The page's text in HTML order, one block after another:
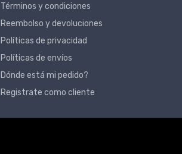
Términos y condiciones
Reembolso y devoluciones
Políticas de privacidad
Políticas de envíos
Dónde está mi pedido?
Registrate como cliente